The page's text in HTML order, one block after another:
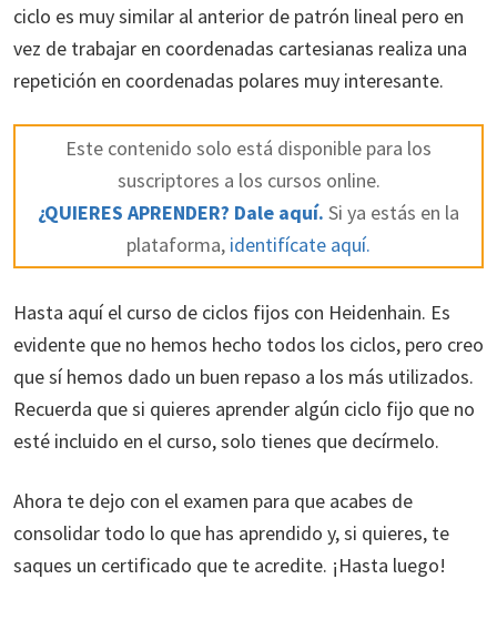
ciclo es muy similar al anterior de patrón lineal pero en
vez de trabajar en coordenadas cartesianas realiza una
repetición en coordenadas polares muy interesante.
Este contenido solo está disponible para los
suscriptores a los cursos online.
¿QUIERES APRENDER? Dale aquí. Si ya estás en la
plataforma, identifícate aquí.
Hasta aquí el curso de ciclos fijos con Heidenhain. Es
evidente que no hemos hecho todos los ciclos, pero creo
que sí hemos dado un buen repaso a los más utilizados.
Recuerda que si quieres aprender algún ciclo fijo que no
esté incluido en el curso, solo tienes que decírmelo.
Ahora te dejo con el examen para que acabes de
consolidar todo lo que has aprendido y, si quieres, te
saques un certificado que te acredite. ¡Hasta luego!